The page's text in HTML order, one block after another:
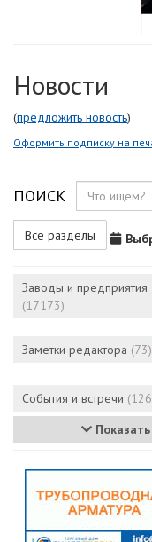
Новости
(предложить новость)
Оформить подписку на
ПОИСК
Все разделы
Заводы и предприятия
(17173)
Заметки редактора (73)
События и встречи